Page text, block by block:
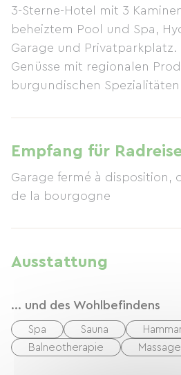
3-Sterne-Hotel mit 3
beheiztem Pool und Spa,
Garage und Privatparkplatz.
Genüsse mit regionalen
burgundischen
Empfang für
Garage fermé à disposition,
de la bourgogne
Ausstattung
... und des Wohlbefindens
Spa Sauna
Balneotherapie